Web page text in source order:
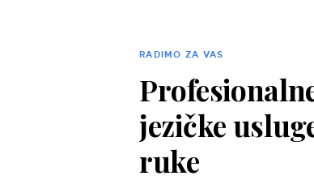
RADIMO ZA VAS
jezičke
ruke